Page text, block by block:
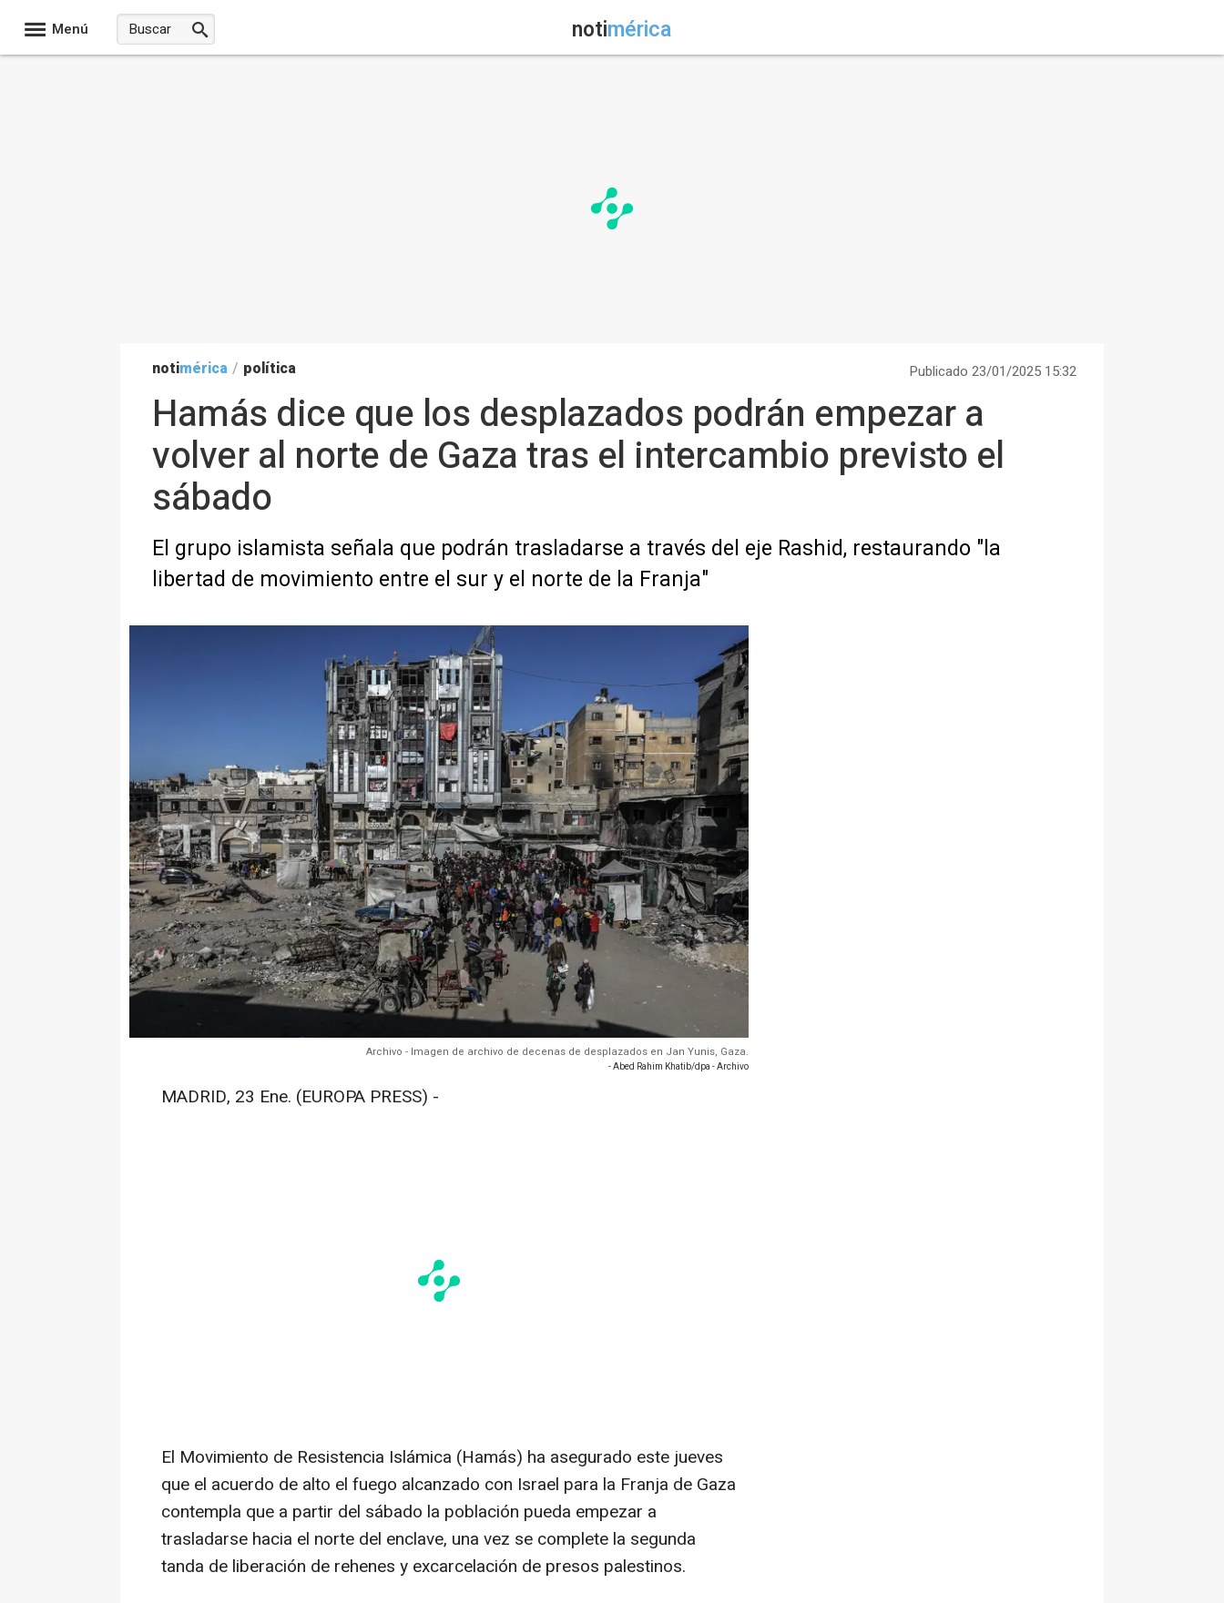
Menú notimérica
notimérica / política Publicado 23/01/2025 15:32
Hamás dice que los desplazados podrán empezar a
volver al norte de Gaza tras el intercambio previsto el
sábado
El grupo islamista señala que podrán trasladarse a través del eje Rashid, restaurando "la
libertad de movimiento entre el sur y el norte de la Franja"
Archivo - Imagen de archivo de decenas de desplazados en Jan Yunis, Gaza.
- Abed Rahim Khatib/dpa - Archivo
MADRID, 23 Ene. (EUROPA PRESS) -
El Movimiento de Resistencia Islámica (Hamás) ha asegurado este jueves
que el acuerdo de alto el fuego alcanzado con Israel para la Franja de Gaza
contempla que a partir del sábado la población pueda empezar a
trasladarse hacia el norte del enclave, una vez se complete la segunda
tanda de liberación de rehenes y excarcelación de presos palestinos.